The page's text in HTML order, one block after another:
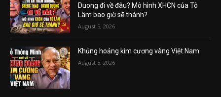
Duong đi về đâu? Mô hình XHCN của Tô
Lâm bao giờ sẽ thành?
August 5, 2026
Khủng hoảng kim cương vàng Việt Nam
August 5, 2026